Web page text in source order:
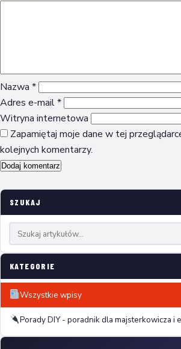
Nazwa *
Adres e-mail*
Witryna internetowa
Zapamiętaj moje dane w tej
kolejnych komentarzy.
SZUKAJ
KATEGORIE
Wszystkie wpisy
Porady DIY - poradnik dla majsterkowicza i